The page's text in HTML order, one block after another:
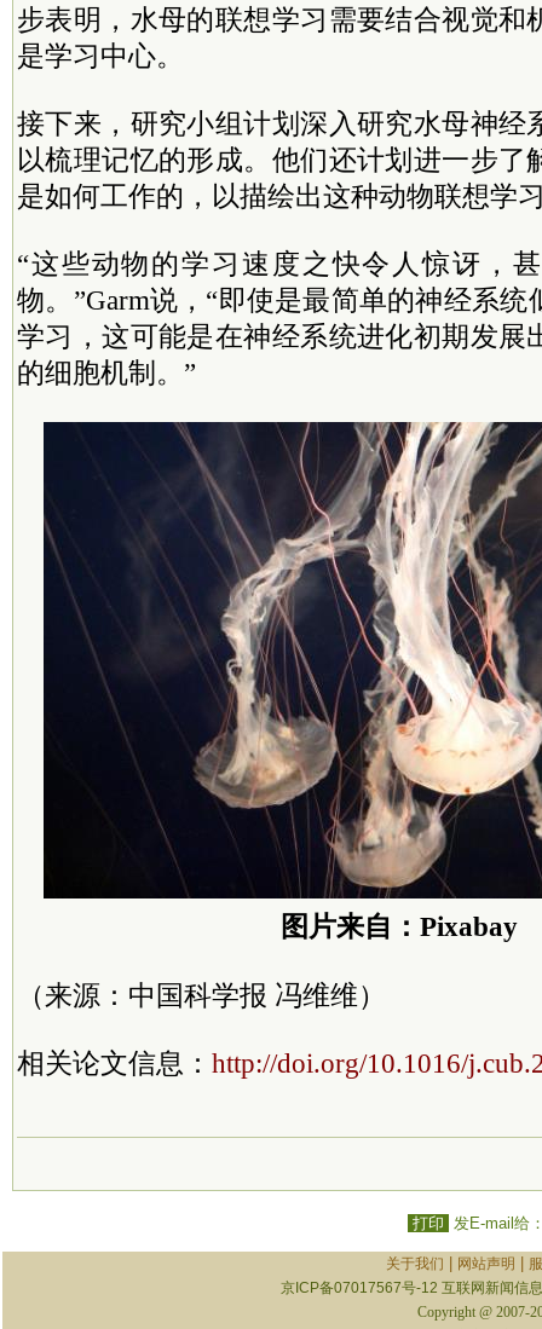
步表明，水母的联想学习需要结合视觉和
是学习中心。
接下来，研究小组计划深入研究水母神经
以梳理记忆的形成。他们还计划进一步了
是如何工作的，以描绘出这种动物联想学
“这些动物的学习速度之快令人惊讶，
物。”Garm说，“即使是最简单的神经系
学习，这可能是在神经系统进化初期发展
的细胞机制。”
图片来自：Pixabay
（来源：中国科学报 冯维维）
相关论文信息： http://doi.org/10.1016/
打印 发E-mail给
关于我们 网站声明
京ICP备07017567号-12 互联网新闻信
Copyright @ 2007-